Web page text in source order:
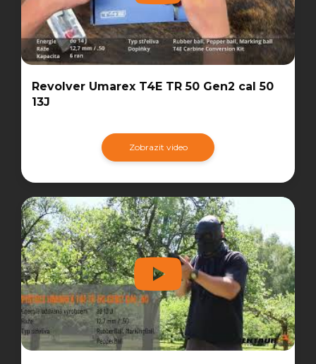
Revolver Umarex T4E TR 50 Gen2 cal 50
13J
Zobrazit video